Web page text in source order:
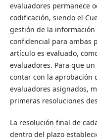
evaluadores permanece
codificación, siendo el
gestión de la
confidencial para ambas
artículo es evaluado,
evaluadores. Para que
contar con la aprobación
evaluadores asignados,
primeras resoluciones
La resolución final de
dentro del plazo